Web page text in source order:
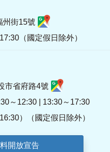
州街15號
（國定假日除外）
市省府路4號
～12:30 | 13:30～17:30
）（國定假日除外）
開放宣告